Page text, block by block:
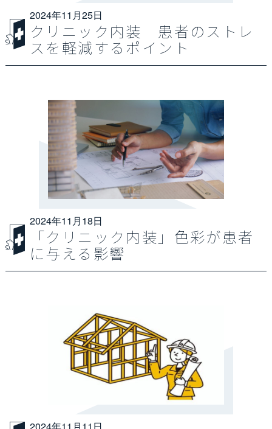
2024年11月25日
クリニック内装 患者のストレ
スを軽減するポイント
2024年11月18日
「クリニック内装」色彩が患者
に与える影響